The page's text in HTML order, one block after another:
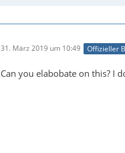
31. März 2019 um 10:49 Offizieller
Can you elabobate on this? I